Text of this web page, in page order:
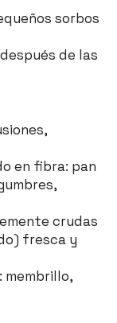
sorbos
de las
en fibra: pan
crudas
fresca y
membrillo,